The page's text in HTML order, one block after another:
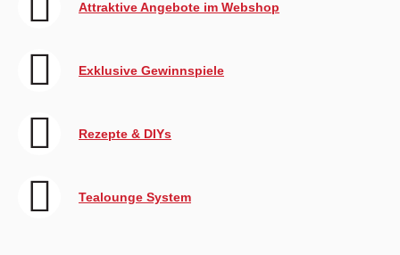
Attraktive Angebote im Webshop
Exklusive Gewinnspiele
Rezepte & DIYs
Tealounge System